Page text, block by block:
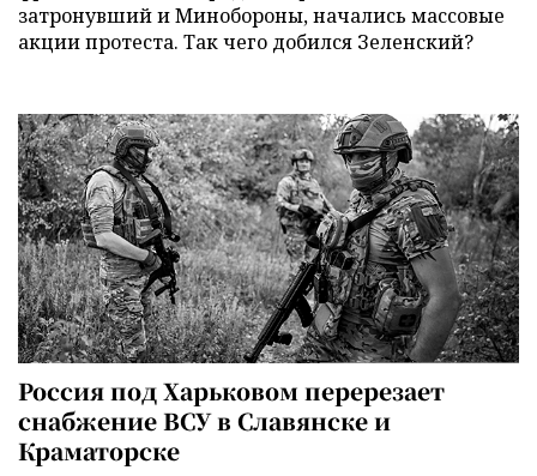
затронувший и Минобороны, начались массовые
акции протеста. Так чего добился Зеленский?
Россия под Харьковом перерезает
снабжение ВСУ в Славянске и
Краматорске